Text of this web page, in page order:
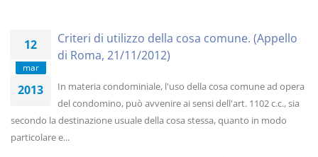
12
mar
2013
Criteri di utilizzo della cosa comune. (Appello
di Roma, 21/11/2012)
In materia condominiale, l'uso della cosa comune ad opera
del condomino, può avvenire ai sensi dell'art. 1102 c.c., sia
secondo la destinazione usuale della cosa stessa, quanto in modo
particolare e...